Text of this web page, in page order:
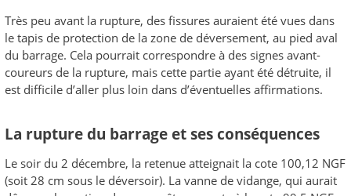
Très peu avant la rupture, des fissures auraient été vues dans
le tapis de protection de la zone de déversement, au pied aval
du barrage. Cela pourrait correspondre à des signes avant-
coureurs de la rupture, mais cette partie ayant été détruite, il
est difficile d’aller plus loin dans d’éventuelles affirmations.
La rupture du barrage et ses conséquences
Le soir du 2 décembre, la retenue atteignait la cote 100,12 NGF
(soit 28 cm sous le déversoir). La vanne de vidange, qui aurait